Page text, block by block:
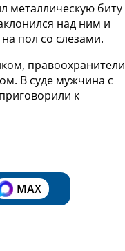
металлическую биту
над ним и
пол со слезами.
правоохранители
В суде мужчина с
к
MAX